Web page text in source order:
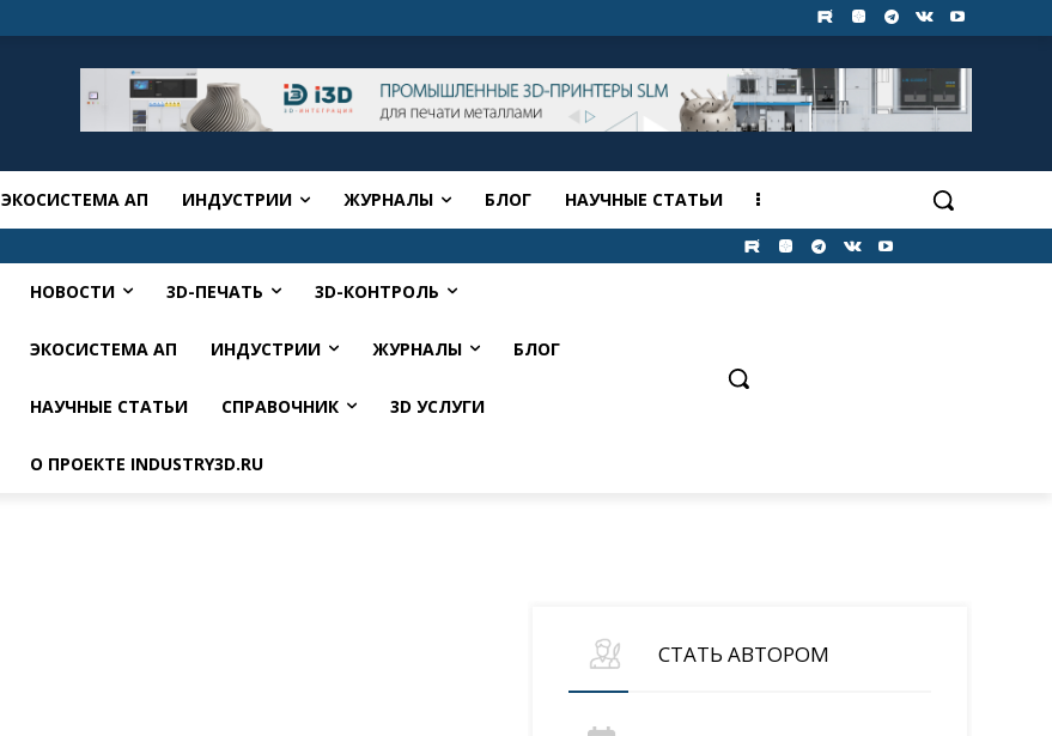
ЭКОСИСТЕМА АП ИНДУСТРИИ ЖУРНАЛЫ БЛОГ НАУЧНЫЕ СТАТЬИ
НОВОСТИ 3D-ПЕЧАТЬ 3D-КОНТРОЛЬ
ЭКОСИСТЕМА АП ИНДУСТРИИ ЖУРНАЛЫ БЛОГ
НАУЧНЫЕ СТАТЬИ СПРАВОЧНИК 3D УСЛУГИ
О ПРОЕКТЕ INDUSTRY3D.RU
СТАТЬ АВТОРОМ